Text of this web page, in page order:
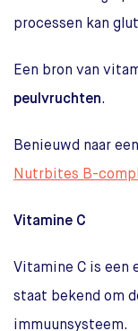
processen kan
Een bron van
peulvruchten.
Benieuwd naar
Nutrbites B-
Vitamine C
Vitamine C is een
staat bekend om
immuunsysteem.